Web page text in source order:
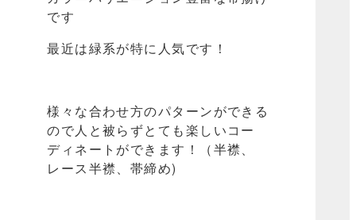
です
最近は緑系が特に人気です！
様々な合わせ方のパターンができる
ので人と被らずとても楽しいコー
ディネートができます！（半襟、
レース半襟、帯締め)